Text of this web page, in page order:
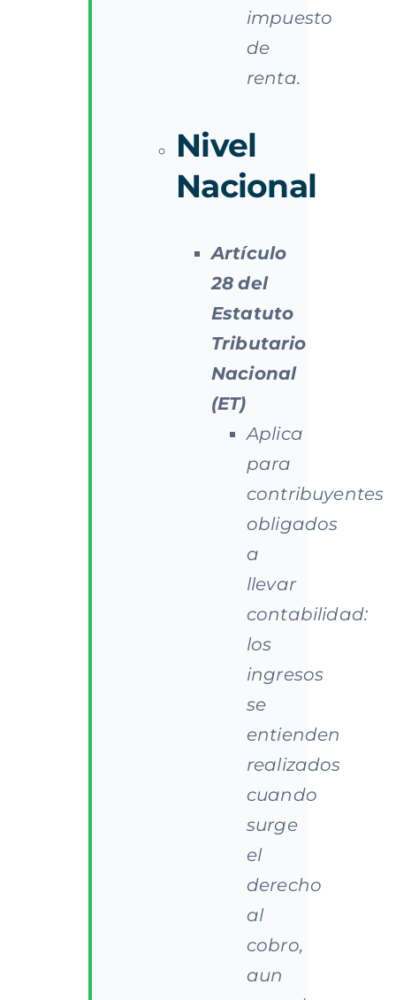
impuesto
de
renta.
Nivel
Nacional
Artículo
28 del
Estatuto
Tributario
Nacional
(ET)
Aplica
para
contribuyentes
obligados
a
llevar
contabilidad:
los
ingresos
se
entienden
realizados
cuando
surge
el
derecho
al
cobro,
aun